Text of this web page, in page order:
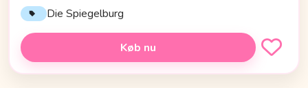
Die Spiegelburg
Køb nu